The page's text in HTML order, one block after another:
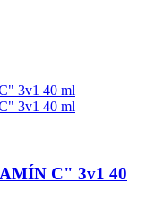
C" 3v1 40